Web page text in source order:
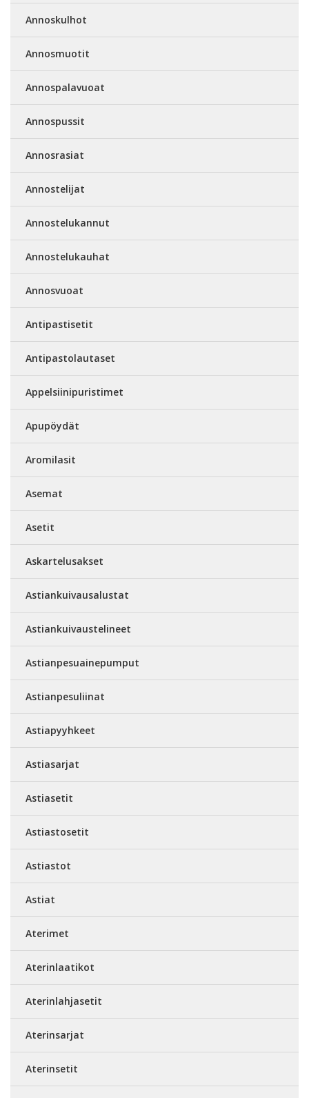
Annoskulhot
Annosmuotit
Annospalavuoat
Annospussit
Annosrasiat
Annostelijat
Annostelukannut
Annostelukauhat
Annosvuoat
Antipastisetit
Antipastolautaset
Appelsiinipuristimet
Apupöydät
Aromilasit
Asemat
Asetit
Askartelusakset
Astiankuivausalustat
Astiankuivaustelineet
Astianpesuainepumput
Astianpesuliinat
Astiapyyhkeet
Astiasarjat
Astiasetit
Astiastosetit
Astiastot
Astiat
Aterimet
Aterinlaatikot
Aterinlahjasetit
Aterinsarjat
Aterinsetit